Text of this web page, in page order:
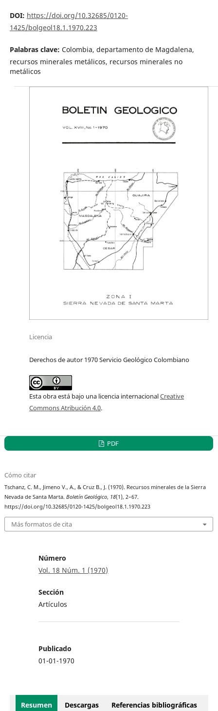
DOI: https://doi.org/10.32685/0120-
1425/bolgeol18.1.1970.223
Palabras clave: Colombia, departamento de Magdalena,
recursos minerales metálicos, recursos minerales no
metálicos
Licencia
Derechos de autor 1970 Servicio Geológico Colombiano
Esta obra está bajo una licencia internacionalCreative
Commons Atribución 4.0.
PDF
Cómo citar
Tschanz, C. M., Jimeno V., A., & Cruz B., J. (1970). Recursos minerales de la Sierra
Nevada de Santa Marta.Boletín Geológico, 18(1), 2–67.
https://doi.org/10.32685/0120-1425/bolgeol18.1.1970.223
Más formatos de cita
Número
Vol. 18 Núm. 1 (1970)
Sección
Artículos
Publicado
01-01-1970
Resumen Descargas Referencias bibliográficas